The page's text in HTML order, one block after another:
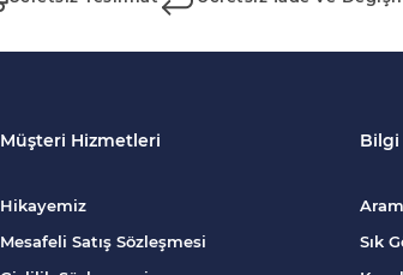
Müşteri Hizmetleri
Hikayemiz
Mesafeli Satış Sözleşmesi
Bilgi
Sık